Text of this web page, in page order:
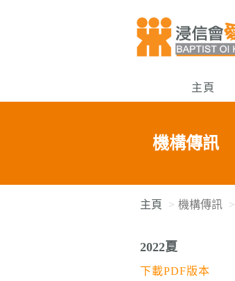
主頁
機構傳訊
主頁 機構傳訊
2022夏
下載PDF版本